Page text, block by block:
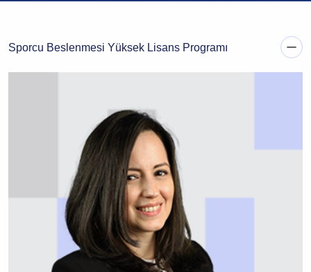
Sporcu Beslenmesi Yüksek Lisans Programı